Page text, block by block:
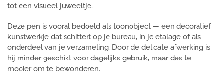
tot een visueel juweeltje.
Deze pen is vooral bedoeld als toonobject — een decoratief
kunstwerkje dat schittert op je bureau, in je etalage of als
onderdeel van je verzameling. Door de delicate afwerking is
hij minder geschikt voor dagelijks gebruik, maar des te
mooier om te bewonderen.